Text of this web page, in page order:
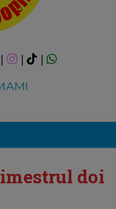
| |
|
doi